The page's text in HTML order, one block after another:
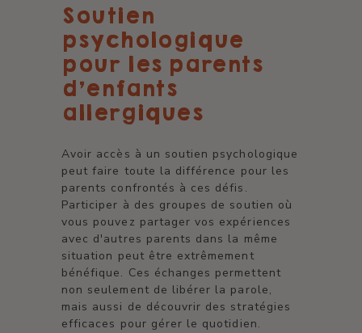
Soutien
psychologique
pour les parents
d'enfants
allergiques
Avoir accès à un soutien psychologique
peut faire toute la différence pour les
parents confrontés à ces défis.
Participer à des groupes de soutien où
vous pouvez partager vos expériences
avec d'autres parents dans la même
situation peut être extrêmement
bénéfique. Ces échanges permettent
non seulement de libérer la parole,
mais aussi de découvrir des stratégies
efficaces pour gérer le quotidien.